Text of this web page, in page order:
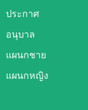
ประกาศ
อนุบาล
แผนกชาย
แผนกหญิง